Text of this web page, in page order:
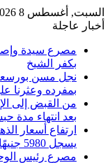
السبت, أغسطس 8 2026
أخبار عاجلة
بكفر الشيخ
نجل مسن
بمفرده وعثرنا
من القبض إلى
بعد انتهاء مدة
يسجل 5980 جنيهًا
مصرع رئيس